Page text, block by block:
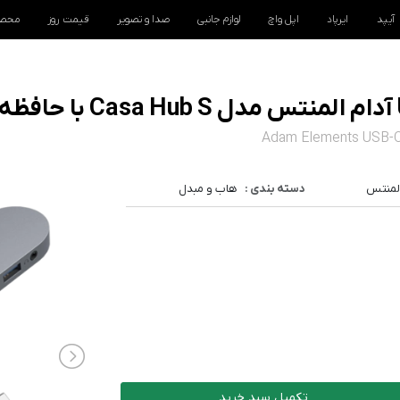
آیپد ایرپاد اپل واچ لوازم جانبی صدا و تصویر قیمت روز
Adam Elements USB-
دسته بندی : هاب و مبدل